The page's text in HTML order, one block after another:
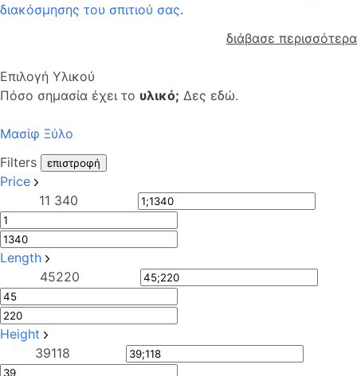
διακόσμησης του σπιτιού σας.
διάβασε περισσότερα
Επιλογή Υλικού
Πόσο σημασία έχει το υλικό; Δες εδώ.
Μασίφ Ξύλο
Filters
επιστροφή
Price
11 340
Length
45220
Height
39118